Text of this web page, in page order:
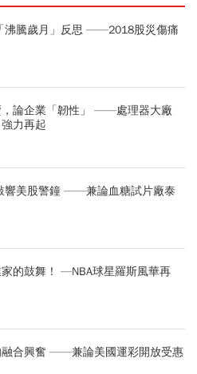
沸騰歲月」反思 ——2018股災傷痛
，論企業「韌性」 ——處理器大廠
力再起
響美股警鐘 ——兼論血糖試片廠泰
的鼓舞！ —NBA球星羅斯風華再
融合興奮 ——兼論美國運彩開放受惠